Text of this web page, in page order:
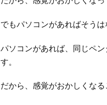
でもパソコンがあればそうは
パソコンがあれば、同じペ
す。
だから、感覚がおかしくなる